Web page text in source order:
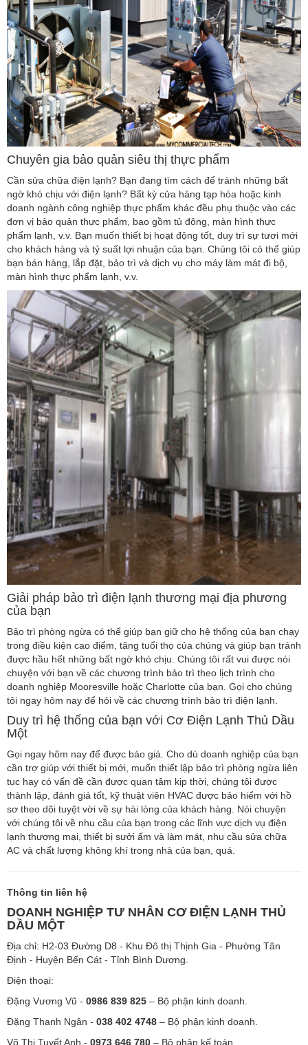
Chuyên gia bảo quản siêu thị thực phẩm
Cần sửa chữa điện lạnh? Bạn đang tìm cách để tránh những bất
ngờ khó chịu với điện lạnh? Bất kỳ cửa hàng tạp hóa hoặc kinh
doanh ngành công nghiệp thực phẩm khác đều phụ thuộc vào các
đơn vị bảo quản thực phẩm, bao gồm tủ đông, màn hình thực
phẩm lạnh, v.v. Bạn muốn thiết bị hoạt động tốt, duy trì sự tươi mới
cho khách hàng và tỷ suất lợi nhuận của bạn. Chúng tôi có thể giúp
bạn bán hàng, lắp đặt, bảo trì và dịch vụ cho máy làm mát đi bộ,
màn hình thực phẩm lạnh, v.v.
Giải pháp bảo trì điện lạnh thương mại địa phương
của bạn
Bảo trì phòng ngừa có thể giúp bạn giữ cho hệ thống của bạn chạy
trong điều kiện cao điểm, tăng tuổi thọ của chúng và giúp bạn tránh
được hầu hết những bất ngờ khó chịu. Chúng tôi rất vui được nói
chuyện với bạn về các chương trình bảo trì theo lịch trình cho
doanh nghiệp Mooresville hoặc Charlotte của bạn. Gọi cho chúng
tôi ngay hôm nay để hỏi về các chương trình bảo trì điện lạnh.
Duy trì hệ thống của bạn với Cơ Điện Lạnh Thủ Dầu
Một
Gọi ngay hôm nay để được báo giá. Cho dù doanh nghiệp của bạn
cần trợ giúp với thiết bị mới, muốn thiết lập bảo trì phòng ngừa liên
tục hay có vấn đề cần được quan tâm kịp thời, chúng tôi được
thành lập, đánh giá tốt, kỹ thuật viên HVAC được bảo hiểm với hồ
sơ theo dõi tuyệt vời về sự hài lòng của khách hàng. Nói chuyện
với chúng tôi về nhu cầu của bạn trong các lĩnh vực dịch vụ điện
lạnh thương mại, thiết bị sưởi ấm và làm mát, nhu cầu sửa chữa
AC và chất lượng không khí trong nhà của bạn, quá.
Thông tin liên hệ
DOANH NGHIỆP TƯ NHÂN CƠ ĐIỆN LẠNH THỦ
DẦU MỘT
Địa chỉ: H2-03 Đường D8 - Khu Đô thị Thịnh Gia - Phường Tân
Định - Huyện Bến Cát - Tỉnh Bình Dương.
Điện thoại:
Đặng Vương Vũ - 0986 839 825 – Bộ phận kinh doanh.
Đặng Thanh Ngân - 038 402 4748 – Bộ phận kinh doanh.
Võ Thị Tuyết Anh - 0973 646 780 – Bộ phận kế toán